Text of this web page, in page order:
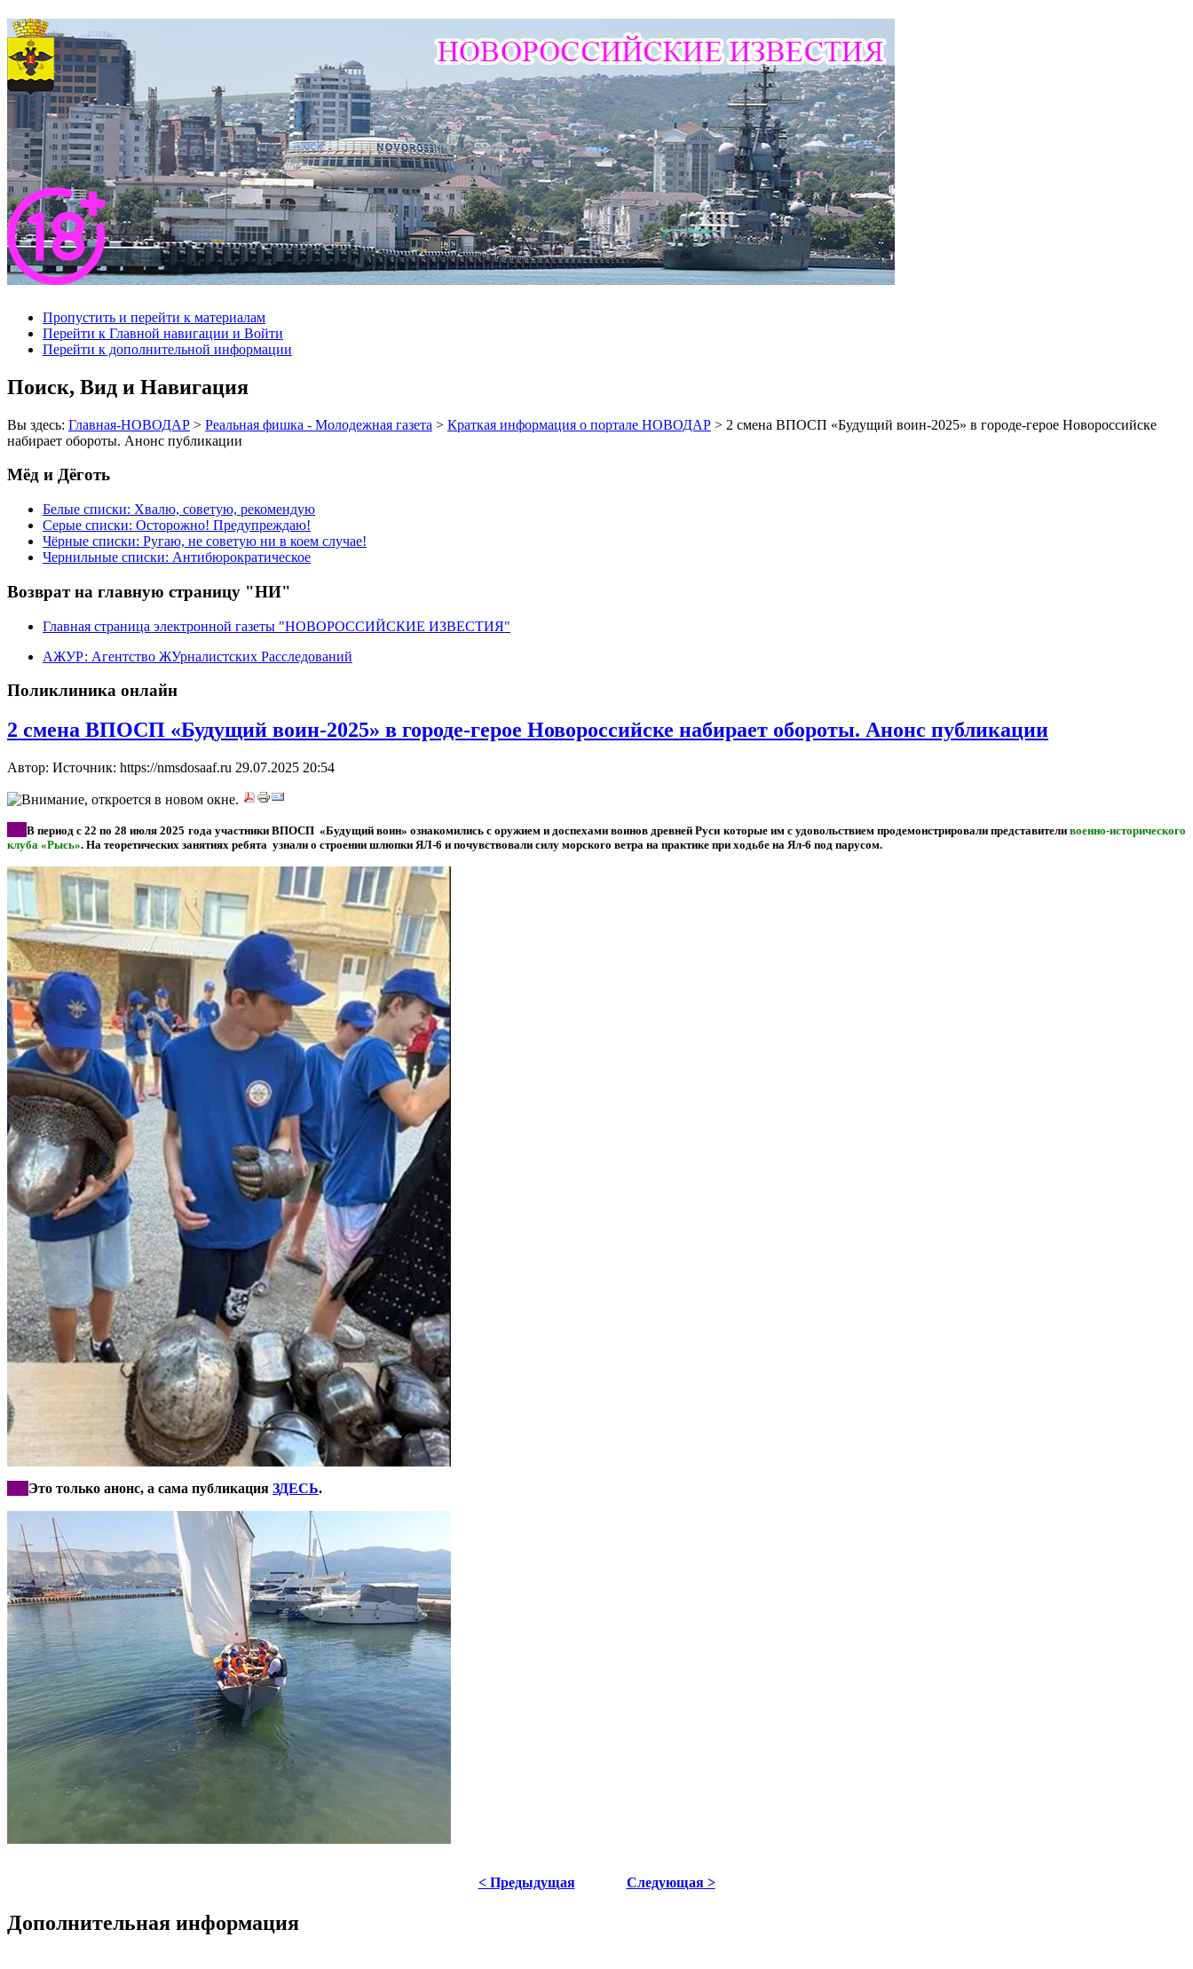
Пропустить и перейти к материалам
Перейти к Главной навигации и Войти
Перейти к дополнительной информации
Поиск, Вид и Навигация
Вы здесь: Главная-НОВОДАР > Реальная фишка - Молодежная газета > Краткая информация о портале НОВОДАР > 2 смена ВПОСП «Будущий воин-2025» в городе-герое Новороссийске
набирает обороты. Анонс публикации
Мёд и Дёготь
Белые списки: Хвалю, советую, рекомендую
Серые списки: Осторожно! Предупреждаю!
Чёрные списки: Ругаю, не советую ни в коем случае!
Чернильные списки: Антибюрократическое
Возврат на главную страницу "НИ"
Главная страница электронной газеты "НОВОРОССИЙСКИЕ ИЗВЕСТИЯ"
АЖУР: Агентство ЖУрналистских Расследований
Поликлиника онлайн
2 смена ВПОСП «Будущий воин-2025» в городе-герое Новороссийске набирает обороты. Анонс публикации
Автор: Источник: https://nmsdosaaf.ru 29.07.2025 20:54
В период с 22 по 28 июля 2025 года участники ВПОСП «Будущий воин» ознакомились с оружием и доспехами воинов древней Руси которые им с удовольствием продемонстрировали представители военно-исторического
клуба «Рысь». На теоретических занятиях ребята узнали о строении шлюпки ЯЛ-6 и почувствовали силу морского ветра на практике при ходьбе на Ял-6 под парусом.
Это только анонс, а сама публикация ЗДЕСЬ.
< Предыдущая Следующая >
Дополнительная информация